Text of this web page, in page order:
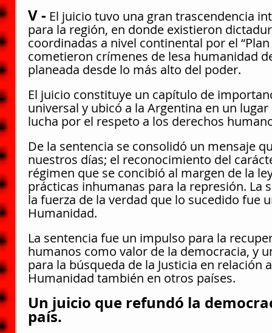
V - El juicio tuvo una gran trascendencia
para la región, en donde existieron
coordinadas a nivel continental por el
cometieron crímenes de lesa humanidad
planeada desde lo más alto del poder.
El juicio constituye un capítulo de
universal y ubicó a la Argentina en un
lucha por el respeto a los derechos
De la sentencia se consolidó un mensaje
nuestros días; el reconocimiento del
régimen que se concibió al margen de la
prácticas inhumanas para la represión. La
la fuerza de la verdad que lo sucedido fue
Humanidad.
La sentencia fue un impulso para la
humanos como valor de la democracia, y
para la búsqueda de la Justicia en relación
Humanidad también en otros países.
Un juicio que refundó la
país.